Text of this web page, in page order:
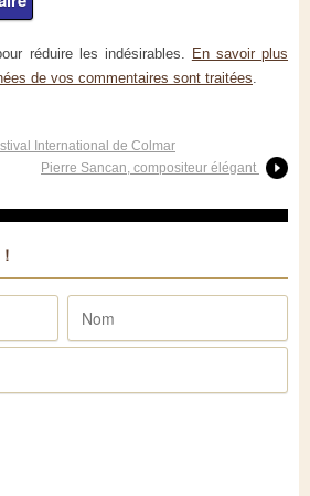
réduire les indésirables. En savoir plus
de vos commentaires sont traitées.
International de Colmar
Pierre Sancan, compositeur élégant
!